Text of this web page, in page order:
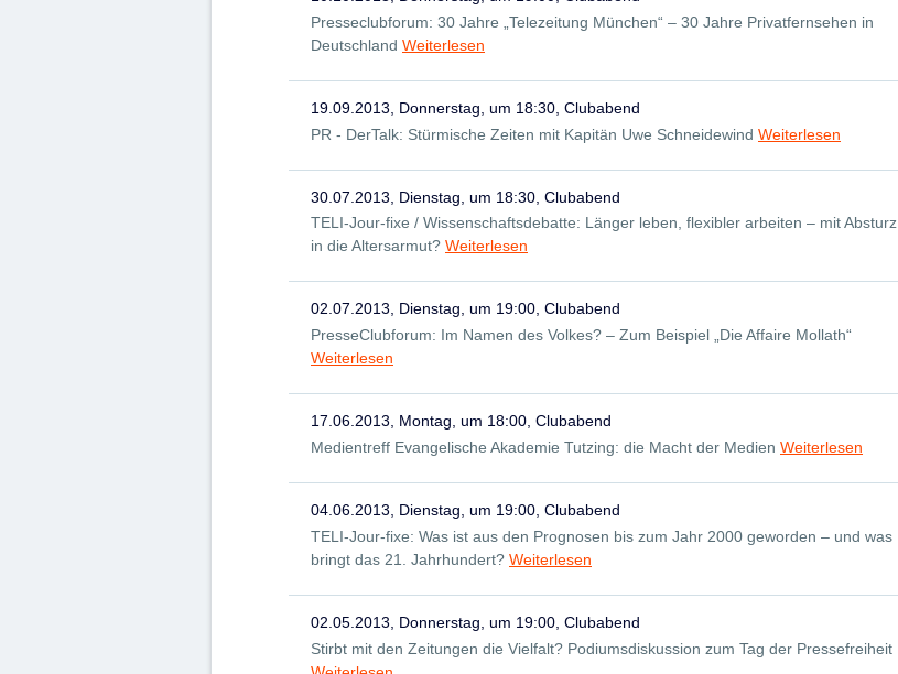
Presseclubforum: 30 Jahre „Telezeitung München“ – 30 Jahre Privatfernsehen in
Deutschland Weiterlesen
19.09.2013, Donnerstag, um 18:30, Clubabend
PR - DerTalk: Stürmische Zeiten mit Kapitän Uwe Schneidewind Weiterlesen
30.07.2013, Dienstag, um 18:30, Clubabend
TELI-Jour-fixe / Wissenschaftsdebatte: Länger leben, flexibler arbeiten – mit Absturz
in die Altersarmut? Weiterlesen
02.07.2013, Dienstag, um 19:00, Clubabend
PresseClubforum: Im Namen des Volkes? – Zum Beispiel „Die Affaire Mollath“
Weiterlesen
17.06.2013, Montag, um 18:00, Clubabend
Medientreff Evangelische Akademie Tutzing: die Macht der Medien Weiterlesen
04.06.2013, Dienstag, um 19:00, Clubabend
TELI-Jour-fixe: Was ist aus den Prognosen bis zum Jahr 2000 geworden – und was
bringt das 21. Jahrhundert? Weiterlesen
02.05.2013, Donnerstag, um 19:00, Clubabend
Stirbt mit den Zeitungen die Vielfalt? Podiumsdiskussion zum Tag der Pressefreiheit